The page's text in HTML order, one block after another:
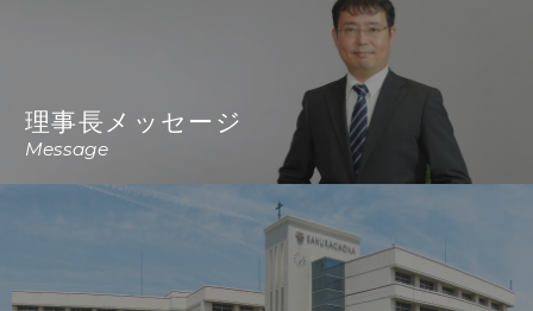
理事長メッセージ
Message